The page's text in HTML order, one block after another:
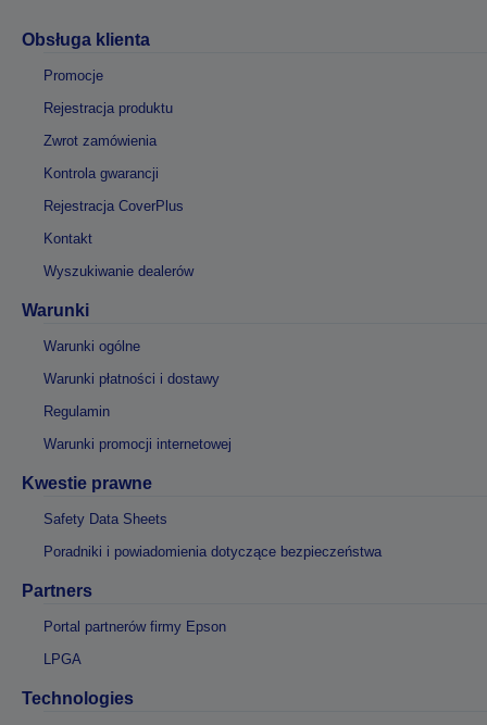
Obsługa klienta
Promocje
Rejestracja produktu
Zwrot zamówienia
Kontrola gwarancji
Rejestracja CoverPlus
Kontakt
Wyszukiwanie dealerów
Warunki
Warunki ogólne
Warunki płatności i dostawy
Regulamin
Warunki promocji internetowej
Kwestie prawne
Safety Data Sheets
Poradniki i powiadomienia dotyczące bezpieczeństwa
Partners
Portal partnerów firmy Epson
LPGA
Technologies